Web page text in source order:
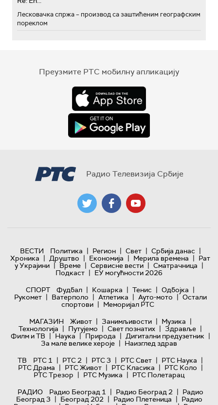
Лесковачка спржа – производ са заштићеним географским
пореклом
Преузмите РТС мобилну апликацију
Радио Телевизија Србије
ВЕСТИ Политика | Регион | Свет | Србија данас |
Хроника | Друштво | Економија | Мерила времена | Рат
у Украјини | Време | Сервисне вести | Сматрачница |
Подкаст | ЕУ могућности 2026
СПОРТ
Фудбал | Кошарка | Тенис | Одбојка |
Рукомет | Ватерполо | Атлетика | Ауто-мото | Остали
спортови | Меморијал РТС
МАГАЗИН
Живот | Занимљивости | Музика |
Технологијa | Путујемо | Свет познатих | Здравље |
Филм и ТВ | Наука | Природа | Дигитални предузетник |
За мале велике хероје | Наизглед здрав
ТВ
РТС 1 | РТС 2 | РТС 3 | РТС Свет | РТС Наука |
РТС Драма | РТС Живот | РТС Класика | РТС Коло |
РТС Трезор | РТС Музика | РТС Полетарац
РАДИО
Радио Београд 1 | Радио Београд 2 | Радио
Београд 3 | Београд 202 | Радио Плетеница | Радио